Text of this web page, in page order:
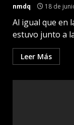
nmdq 18 de
Al igual que en
estuvo junto a
Leer Más